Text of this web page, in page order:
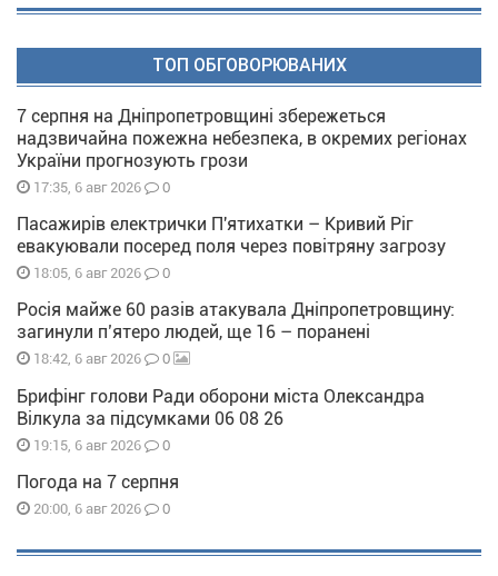
ТОП ОБГОВОРЮВАНИХ
7 серпня на Дніпропетровщині збережеться
надзвичайна пожежна небезпека, в окремих регіонах
України прогнозують грози
17:35, 6 авг 2026 0
Пасажирів електрички П'ятихатки – Кривий Ріг
евакуювали посеред поля через повітряну загрозу
18:05, 6 авг 2026 0
Росія майже 60 разів атакувала Дніпропетровщину:
загинули п’ятеро людей, ще 16 – поранені
18:42, 6 авг 2026 0
Брифінг голови Ради оборони міста Олександра
Вілкула за підсумками 06 08 26
19:15, 6 авг 2026 0
Погода на 7 серпня
20:00, 6 авг 2026 0